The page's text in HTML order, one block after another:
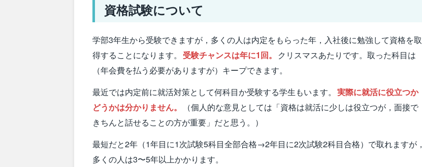
資格試験について
学部3年生から受験できますが，多くの人は内定をもらった年，入社後に勉強して資格を取
得することになります。
受験チャンスは年に1回。
クリスマスあたりです。取った科目は
（年会費を払う必要がありますが）キープできます。
最近では内定前に就活対策として何科目か受験する学生もいます。 実際に就活に役立つか
どうかは分かりません。
（個人的な意見としては「資格は就活に少しは役立つが，面接で
きちんと話せることの方が重要」だと思う。）
最短だと2年（1年目に1次試験5科目全部合格→2年目に2次試験2科目合格）で取れますが，
多くの人は3〜5年以上かかります。